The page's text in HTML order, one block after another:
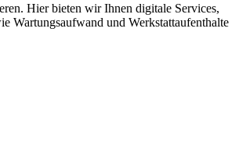
Hier bieten wir Ihnen digitale Services,
Wartungsaufwand und Werkstattaufenthalte